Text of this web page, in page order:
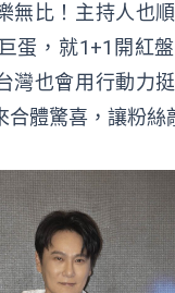
無比！主持人也
蛋，就1+1開紅
灣也會用行動力
合體驚喜，讓粉絲